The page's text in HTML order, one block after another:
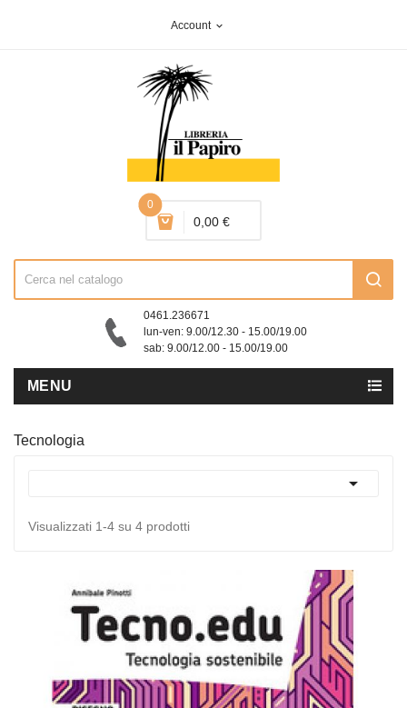
Account expand_more
0
0,00 €
0461.236671
lun-ven: 9.00/12.30 - 15.00/19.00
sab: 9.00/12.00 - 15.00/19.00
MENU
Tecnologia

Visualizzati 1-4 su 4 prodotti